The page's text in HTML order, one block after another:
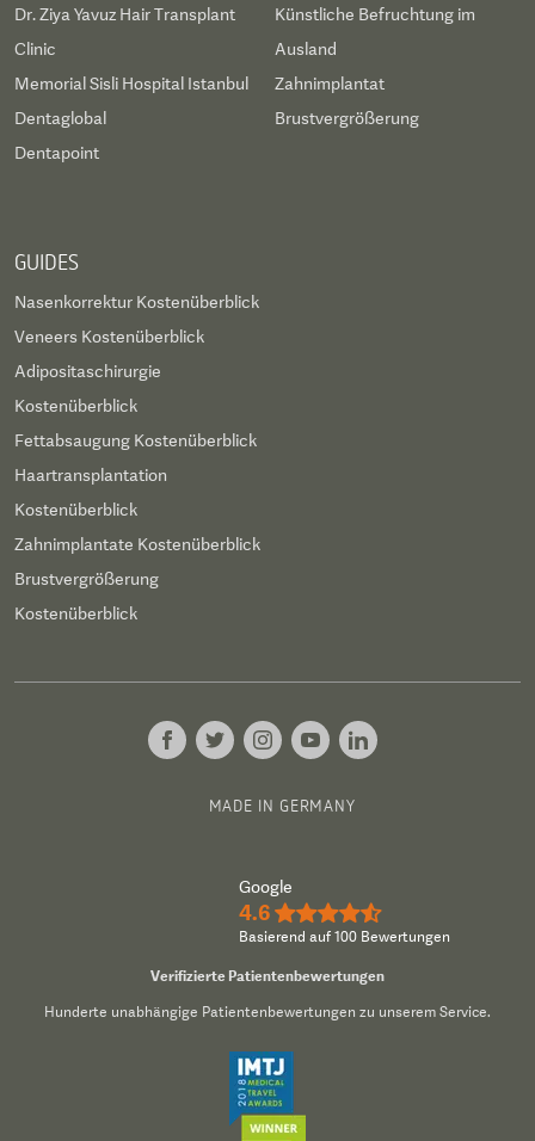
Dr. Ziya Yavuz Hair Transplant
Clinic
Memorial Sisli Hospital Istanbul
Dentaglobal
Dentapoint
Künstliche Befruchtung im
Ausland
Zahnimplantat
Brustvergrößerung
GUIDES
Nasenkorrektur Kostenüberblick
Veneers Kostenüberblick
Adipositaschirurgie
Kostenüberblick
Fettabsaugung Kostenüberblick
Haartransplantation
Kostenüberblick
Zahnimplantate Kostenüberblick
Brustvergrößerung
Kostenüberblick
MADE IN GERMANY
Google
4.6 ★★★★½
Basierend auf 100 Bewertungen
Verifizierte Patientenbewertungen
Hunderte unabhängige Patientenbewertungen zu unserem Service.